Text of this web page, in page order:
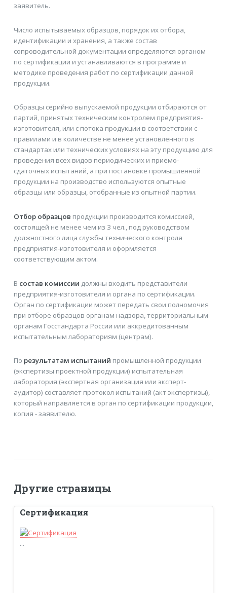
заявитель.
Число испытываемых образцов, порядок их отбора,
идентификации и хранения, а также состав
сопроводительной документации определяются органом
по сертификации и устанавливаются в программе и
методике проведения работ по сертификации данной
продукции.
Образцы серийно выпускаемой продукции отбираются от
партий, принятых техническим контролем предприятия-
изготовителя, или с потока продукции в соответствии с
правилами и в количестве не менее установленного в
стандартах или технических условиях на эту продукцию для
проведения всех видов периодических и приемо-
сдаточных испытаний, а при постановке промышленной
продукции на производство используются опытные
образцы или образцы, отобранные из опытной партии.
Отбор образцов продукции производится комиссией,
состоящей не менее чем из 3 чел., под руководством
должностного лица службы технического контроля
предприятия-изготовителя и оформляется
соответствующим актом.
В состав комиссии должны входить представители
предприятия-изготовителя и органа по сертификации.
Орган по сертификации может передать свои полномочия
при отборе образцов органам надзора, территориальным
органам Госстандарта России или аккредитованным
испытательным лабораториям (центрам).
По результатам испытаний промышленной продукции
(экспертизы проектной продукции) испытательная
лаборатория (экспертная организация или эксперт-
аудитор) составляет протокол испытаний (акт экспертизы),
который направляется в орган по сертификации продукции,
копия - заявителю.
Другие страницы
Сертификация
...